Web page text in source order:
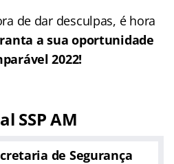
de dar desculpas, é hora
a sua oportunidade
2022!
SSP AM
de Segurança